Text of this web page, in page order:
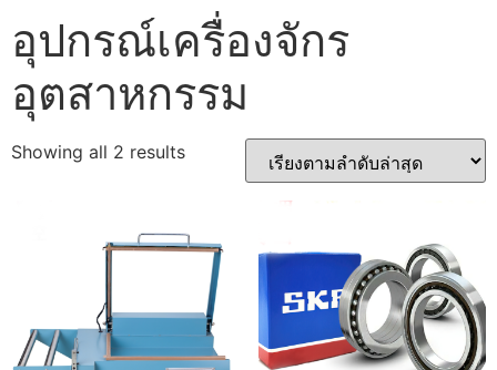
อุปกรณ์เครื่องจักร
อุตสาหกรรม
Showing all 2 resultsSorted